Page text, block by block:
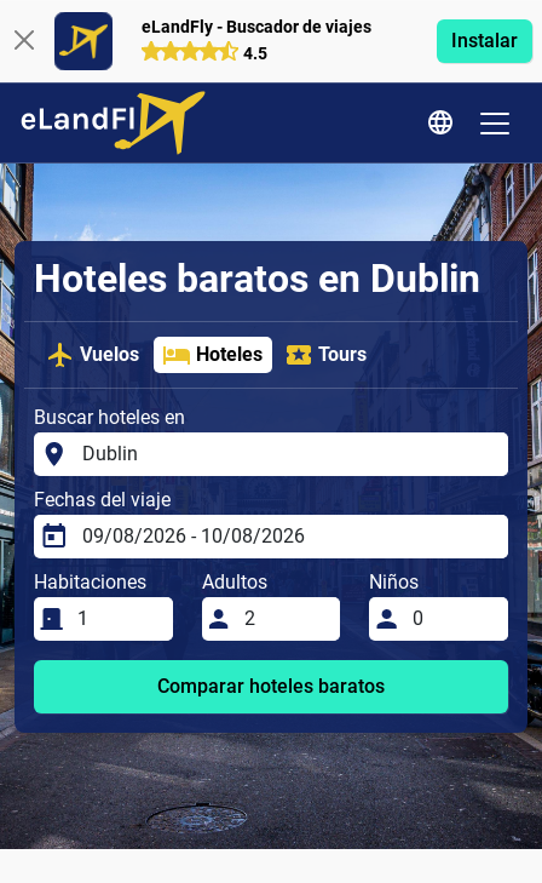
eLandFly - Buscador de viajes
4.5
Instalar
Hoteles baratos en Dublin
Vuelos Hoteles Tours
Buscar hoteles en
Fechas del viaje
Habitaciones Adultos Niños
Comparar hoteles baratos